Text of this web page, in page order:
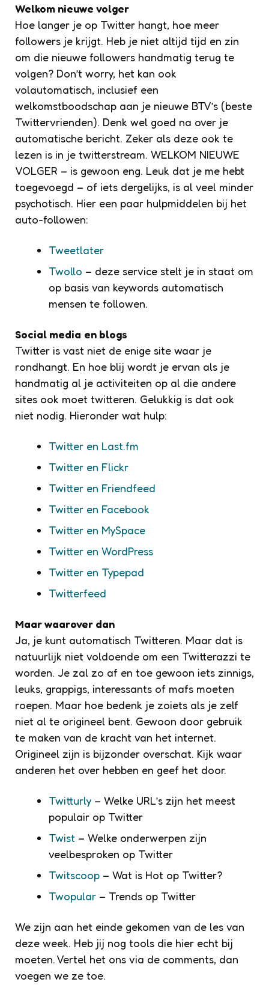
Welkom nieuwe volger
Hoe langer je op Twitter hangt, hoe meer
followers je krijgt. Heb je niet altijd tijd en zin
om die nieuwe followers handmatig terug te
volgen? Don’t worry, het kan ook
volautomatisch, inclusief een
welkomstboodschap aan je nieuwe BTV’s (beste
Twittervrienden). Denk wel goed na over je
automatische bericht. Zeker als deze ook te
lezen is in je twitterstream. WELKOM NIEUWE
VOLGER – is gewoon eng. Leuk dat je me hebt
toegevoegd – of iets dergelijks, is al veel minder
psychotisch. Hier een paar hulpmiddelen bij het
auto-followen:
Tweetlater
Twollo – deze service stelt je in staat om
op basis van keywords automatisch
mensen te followen.
Social media en blogs
Twitter is vast niet de enige site waar je
rondhangt. En hoe blij wordt je ervan als je
handmatig al je activiteiten op al die andere
sites ook moet twitteren. Gelukkig is dat ook
niet nodig. Hieronder wat hulp:
Twitter en Last.fm
Twitter en Flickr
Twitter en Friendfeed
Twitter en Facebook
Twitter en MySpace
Twitter en WordPress
Twitter en Typepad
Twitterfeed
Maar waarover dan
Ja, je kunt automatisch Twitteren. Maar dat is
natuurlijk niet voldoende om een Twitterazzi te
worden. Je zal zo af en toe gewoon iets zinnigs,
leuks, grappigs, interessants of mafs moeten
roepen. Maar hoe bedenk je zoiets als je zelf
niet al te origineel bent. Gewoon door gebruik
te maken van de kracht van het internet.
Origineel zijn is bijzonder overschat. Kijk waar
anderen het over hebben en geef het door.
Twitturly – Welke URL’s zijn het meest
populair op Twitter
Twist – Welke onderwerpen zijn
veelbesproken op Twitter
Twitscoop – Wat is Hot op Twitter?
Twopular – Trends op Twitter
We zijn aan het einde gekomen van de les van
deze week. Heb jij nog tools die hier echt bij
moeten. Vertel het ons via de comments, dan
voegen we ze toe.